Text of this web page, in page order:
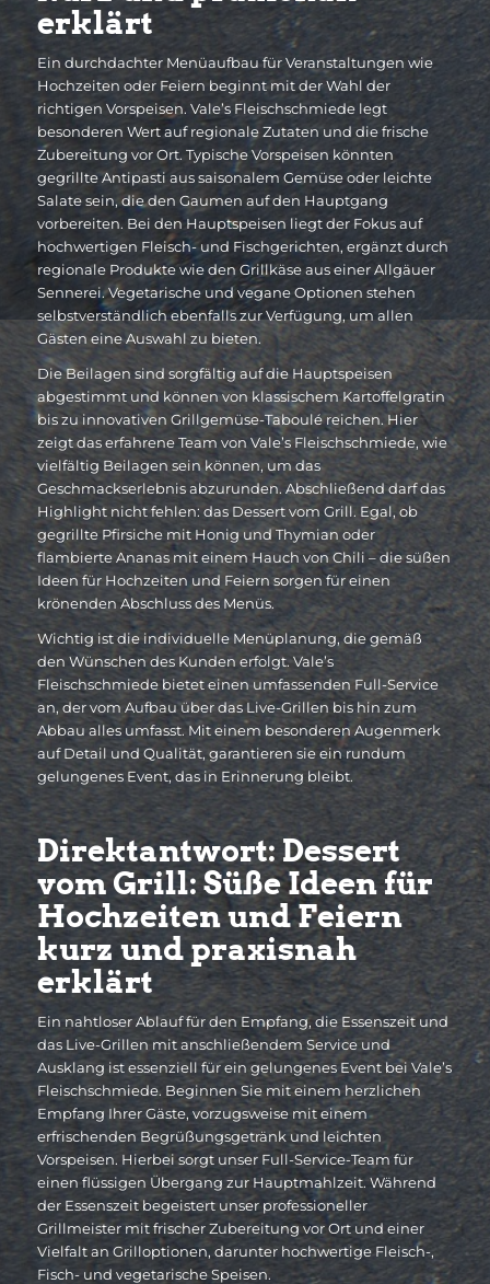
erklärt
Ein durchdachter Menüaufbau für Veranstaltungen wie
Hochzeiten oder Feiern beginnt mit der Wahl der
richtigen Vorspeisen. Vale’s Fleischschmiede legt
besonderen Wert auf regionale Zutaten und die frische
Zubereitung vor Ort. Typische Vorspeisen könnten
gegrillte Antipasti aus saisonalem Gemüse oder leichte
Salate sein, die den Gaumen auf den Hauptgang
vorbereiten. Bei den Hauptspeisen liegt der Fokus auf
hochwertigen Fleisch- und Fischgerichten, ergänzt durch
regionale Produkte wie den Grillkäse aus einer Allgäuer
Sennerei. Vegetarische und vegane Optionen stehen
selbstverständlich ebenfalls zur Verfügung, um allen
Gästen eine Auswahl zu bieten.
Die Beilagen sind sorgfältig auf die Hauptspeisen
abgestimmt und können von klassischem Kartoffelgratin
bis zu innovativen Grillgemüse-Taboulé reichen. Hier
zeigt das erfahrene Team von Vale’s Fleischschmiede, wie
vielfältig Beilagen sein können, um das
Geschmackserlebnis abzurunden. Abschließend darf das
Highlight nicht fehlen: das Dessert vom Grill. Egal, ob
gegrillte Pfirsiche mit Honig und Thymian oder
flambierte Ananas mit einem Hauch von Chili – die süßen
Ideen für Hochzeiten und Feiern sorgen für einen
krönenden Abschluss des Menüs.
Wichtig ist die individuelle Menüplanung, die gemäß
den Wünschen des Kunden erfolgt. Vale’s
Fleischschmiede bietet einen umfassenden Full-Service
an, der vom Aufbau über das Live-Grillen bis hin zum
Abbau alles umfasst. Mit einem besonderen Augenmerk
auf Detail und Qualität, garantieren sie ein rundum
gelungenes Event, das in Erinnerung bleibt.
Direktantwort: Dessert
vom Grill: Süße Ideen für
Hochzeiten und Feiern
kurz und praxisnah
erklärt
Ein nahtloser Ablauf für den Empfang, die Essenszeit und
das Live-Grillen mit anschließendem Service und
Ausklang ist essenziell für ein gelungenes Event bei Vale’s
Fleischschmiede. Beginnen Sie mit einem herzlichen
Empfang Ihrer Gäste, vorzugsweise mit einem
erfrischenden Begrüßungsgetränk und leichten
Vorspeisen. Hierbei sorgt unser Full-Service-Team für
einen flüssigen Übergang zur Hauptmahlzeit. Während
der Essenszeit begeistert unser professioneller
Grillmeister mit frischer Zubereitung vor Ort und einer
Vielfalt an Grilloptionen, darunter hochwertige Fleisch-,
Fisch- und vegetarische Speisen.